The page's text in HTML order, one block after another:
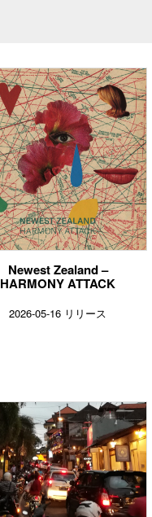
Newest Zealand –
HARMONY ATTACK
2026-05-16 リリース